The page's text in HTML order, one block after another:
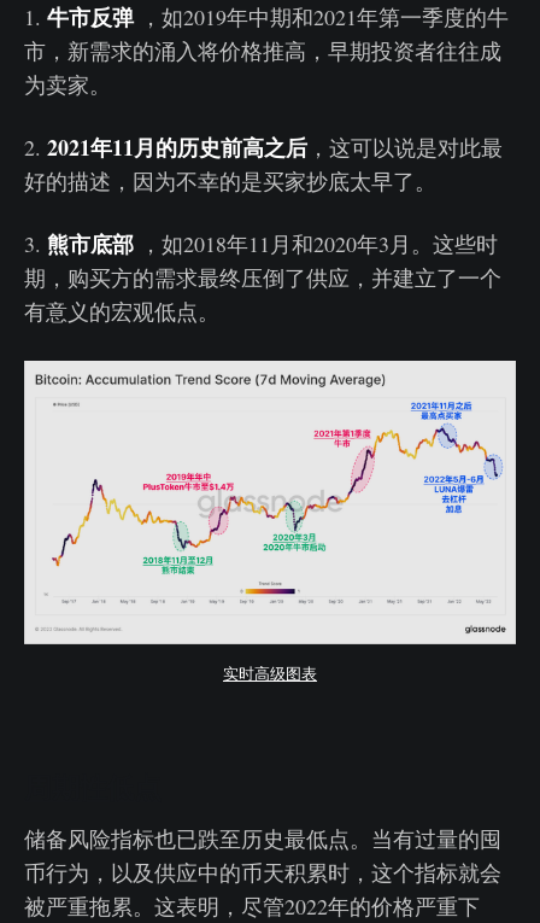
1. 牛市反弹，如2019年中期和2021年第一季度的牛
市，新需求的涌入将价格推高，早期投资者往往成
为卖家。
2. 2021年11月的历史前高之后 ，这可以说是对此最
好的描述，因为不幸的是买家抄底太早了。
3. 熊市底部 ，如2018年11月和2020年3月。这些时
期，购买方的需求最终压倒了供应，并建立了一个
有意义的宏观低点。
实时高级图表
储备风险指标也已跌至历史最低点。当有过量的囤
币行为，以及供应中的币天积累时，这个指标就会
被严重拖累。这表明，尽管2022年的价格严重下